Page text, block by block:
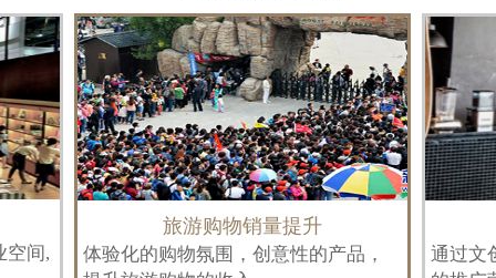
空间,
旅游购物销量提升
体验化的购物氛围，创意性的产品，
通过文